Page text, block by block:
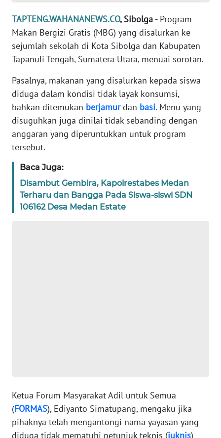
TAPTENG.WAHANANEWS.CO, Sibolga - Program
Makan Bergizi Gratis (MBG) yang disalurkan ke
sejumlah sekolah di Kota Sibolga dan Kabupaten
Tapanuli Tengah, Sumatera Utara, menuai sorotan.
Pasalnya, makanan yang disalurkan kepada siswa
diduga dalam kondisi tidak layak konsumsi,
bahkan ditemukan berjamurdan basi. Menu yang
disuguhkan juga dinilai tidak sebanding dengan
anggaran yang diperuntukkan untuk program
tersebut.
Baca Juga:
Disambut Gembira, Kapolrestabes Medan
Terharu dan Bangga Pada Siswa-siswi SDN
106162 Desa Medan Estate
Ketua Forum Masyarakat Adil untuk Semua
(FORMAS), Ediyanto Simatupang, mengaku jika
pihaknya telah mengantongi nama yayasan yang
diduga tidak mematuhi petunjuk teknis (juknis)
PEDOMAN
MEDIA
SIBER
KARIR
DISCLAIMER
Wahana
News
Regional
WN
SUMUT
WN
PAPUA